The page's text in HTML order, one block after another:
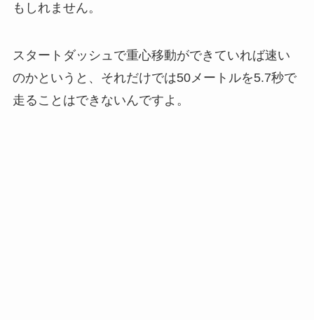
もしれません。
スタートダッシュで重心移動ができていれば速い
のかというと、それだけでは50メートルを5.7秒で
走ることはできないんですよ。